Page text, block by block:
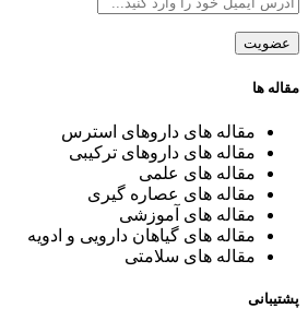
مقاله ها
مقاله های داروهای استرس
مقاله های داروهای ترکیبی
مقاله های علمی
مقاله های عصاره گیری
مقاله های آموزشی
مقاله های گیاهان دارویی و ادویه
مقاله های سلامتی
پشتیبانی